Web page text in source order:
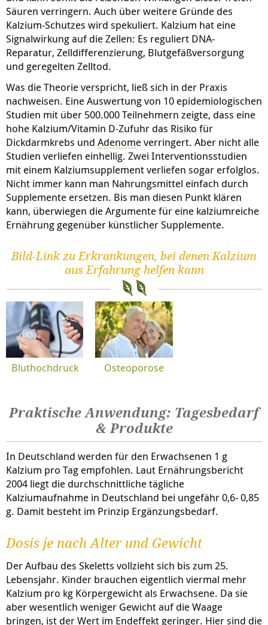
Säuren verringern. Auch über weitere Gründe des
Kalzium-Schutzes wird spekuliert. Kalzium hat eine
Signalwirkung auf die Zellen: Es reguliert DNA-
Reparatur, Zelldifferenzierung, Blutgefäßversorgung
und geregelten Zelltod.
Was die Theorie verspricht, ließ sich in der Praxis
nachweisen. Eine Auswertung von 10 epidemiologischen
Studien mit über 500.000 Teilnehmern zeigte, dass eine
hohe Kalzium/Vitamin D-Zufuhr das Risiko für
Dickdarmkrebs und Adenome verringert. Aber nicht alle
Studien verliefen einhellig. Zwei Interventionsstudien
mit einem Kalziumsupplement verliefen sogar erfolglos.
Nicht immer kann man Nahrungsmittel einfach durch
Supplemente ersetzen. Bis man diesen Punkt klären
kann, überwiegen die Argumente für eine kalziumreiche
Ernährung gegenüber künstlicher Supplemente.
Bild-Link zu Erkrankungen, bei denen Kalzium
aus Erfahrung helfen kann
Bluthochdruck Osteoporose
Praktische Anwendung: Tagesbedarf
& Produkte
In Deutschland werden für den Erwachsenen 1 g
Kalzium pro Tag empfohlen. Laut Ernährungsbericht
2004 liegt die durchschnittliche tägliche
Kalziumaufnahme in Deutschland bei ungefähr 0,6- 0,85
g. Damit besteht im Prinzip Ergänzungsbedarf.
Dosis je nach Alter und Gewicht
Der Aufbau des Skeletts vollzieht sich bis zum 25.
Lebensjahr. Kinder brauchen eigentlich viermal mehr
Kalzium pro kg Körpergewicht als Erwachsene. Da sie
aber wesentlich weniger Gewicht auf die Waage
bringen, ist der Wert im Endeffekt geringer. Hier sind die